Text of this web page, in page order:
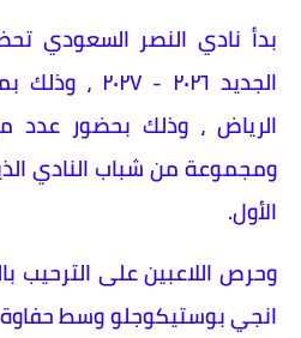
بدأ نادي النصر السعودي
الجديد ٢٠٢٦ -
الرياض ، وذلك بحضور عدد
ومجموعة من شباب النادي
الأول.
وحرص اللاعبين على الترحيب
انجي بوستيكوجلو وسط حفاوة